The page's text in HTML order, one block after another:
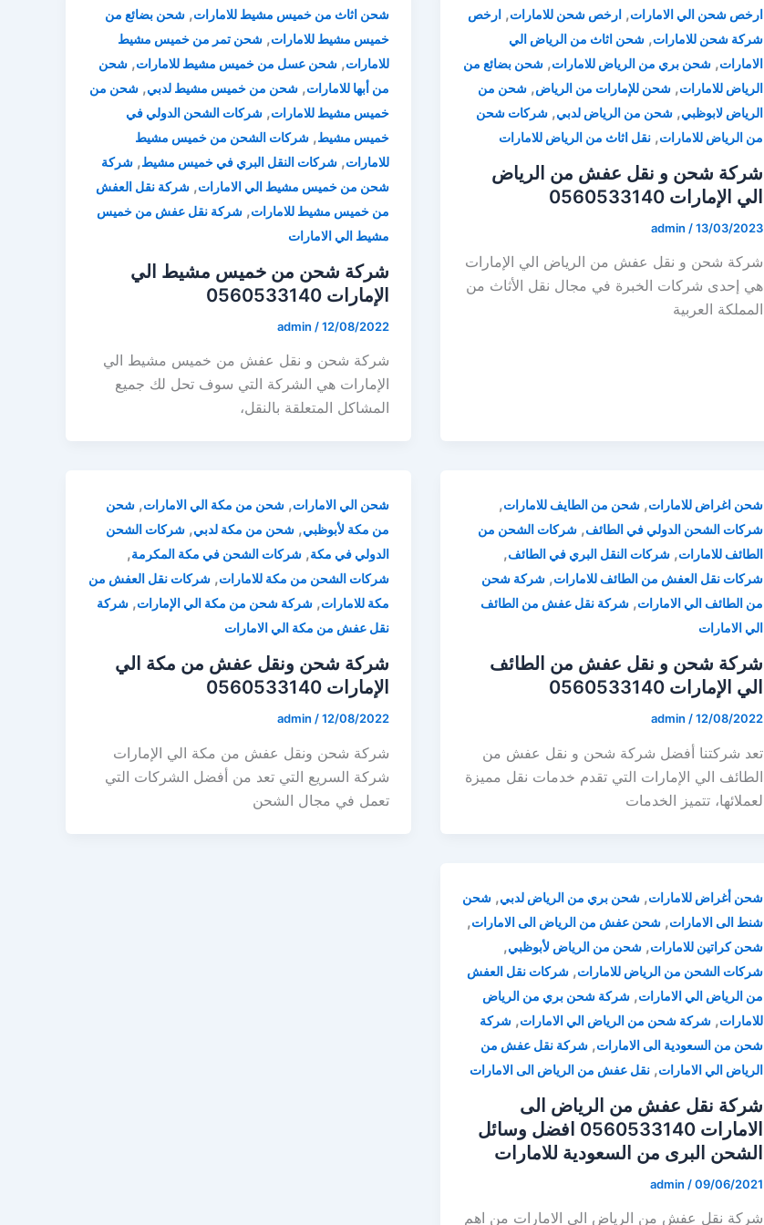
ارخص شحن الي الامارات, ارخص شحن للامارات, ارخص
شركة شحن للامارات, شحن اثاث من الرياض الي
الامارات, شحن بري من الرياض للامارات, شحن بضائع من
الرياض للامارات, شحن للإمارات من الرياض, شحن من
الرياض لابوظبي, شحن من الرياض لدبي, شركات شحن
من الرياض للامارات, نقل اثاث من الرياض للامارات
شركة شحن و نقل عفش من الرياض
الي الإمارات 0560533140
admin /13/03/2023
شركة شحن و نقل عفش من الرياض الي الإمارات
هي إحدى شركات الخبرة في مجال نقل الأثاث من
المملكة العربية
شحن اثاث من خميس مشيط للامارات,شحن بضائع من
خميس مشيط للامارات,شحن تمر من خميس مشيط
للامارات,شحن عسل من خميس مشيط للامارات,شحن
من أبها للامارات,شحن من خميس مشيط لدبي,شحن من
خميس مشيط للامارات,شركات الشحن الدولي في
خميس مشيط,شركات الشحن من خميس مشيط
للامارات,شركات النقل البري في خميس مشيط,شركة
شحن من خميس مشيط الي الامارات,شركة نقل العفش
من خميس مشيط للامارات,شركة نقل عفش من خميس
مشيط الي الامارات
شركة شحن من خميس مشيط الي
الإمارات 0560533140
admin /12/08/2022
شركة شحن و نقل عفش من خميس مشيط الي
الإمارات هي الشركة التي سوف تحل لك جميع
المشاكل المتعلقة بالنقل،
شحن اغراض للامارات, شحن من الطايف للامارات,
شركات الشحن الدولي في الطائف, شركات الشحن من
الطائف للامارات, شركات النقل البري في الطائف,
شركات نقل العفش من الطائف للامارات, شركة شحن
من الطائف الي الامارات, شركة نقل عفش من الطائف
الي الامارات
شركة شحن و نقل عفش من الطائف
الي الإمارات 0560533140
admin /12/08/2022
تعد شركتنا أفضل شركة شحن و نقل عفش من
الطائف الي الإمارات التي تقدم خدمات نقل مميزة
لعملائها، تتميز الخدمات
شحن الي الامارات,شحن من مكة الي الامارات,شحن
من مكة لأبوظبي,شحن من مكة لدبي,شركات الشحن
الدولي في مكة,شركات الشحن في مكة المكرمة,
شركات الشحن من مكة للامارات,شركات نقل العفش من
مكة للامارات,شركة شحن من مكة الي الإمارات,شركة
نقل عفش من مكة الي الامارات
شركة شحن ونقل عفش من مكة الي
الإمارات 0560533140
admin /12/08/2022
شركة شحن ونقل عفش من مكة الي الإمارات
شركة السريع التي تعد من أفضل الشركات التي
تعمل في مجال الشحن
شحن أغراض للامارات, شحن بري من الرياض لدبي, شحن
شنط الى الامارات, شحن عفش من الرياض الى الامارات,
شحن كراتين للامارات, شحن من الرياض لأبوظبي,
شركات الشحن من الرياض للامارات, شركات نقل العفش
من الرياض الي الامارات, شركة شحن بري من الرياض
للامارات, شركة شحن من الرياض الي الامارات, شركة
شحن من السعودية الى الامارات, شركة نقل عفش من
الرياض الي الامارات, نقل عفش من الرياض الى الامارات
شركة نقل عفش من الرياض الى
الامارات 0560533140 افضل وسائل
الشحن البرى من السعودية للامارات
admin /09/06/2021
شركة نقل عفش من الرياض الى الامارات من اهم